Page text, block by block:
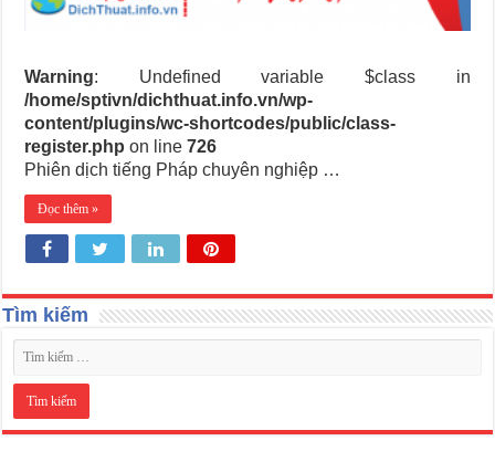
Warning: Undefined variable $class in
/home/sptivn/dichthuat.info.vn/wp-
content/plugins/wc-shortcodes/public/class-
register.php on line726
Phiên dịch tiếng Pháp chuyên nghiệp …
Đọc thêm »
Tìm kiếm